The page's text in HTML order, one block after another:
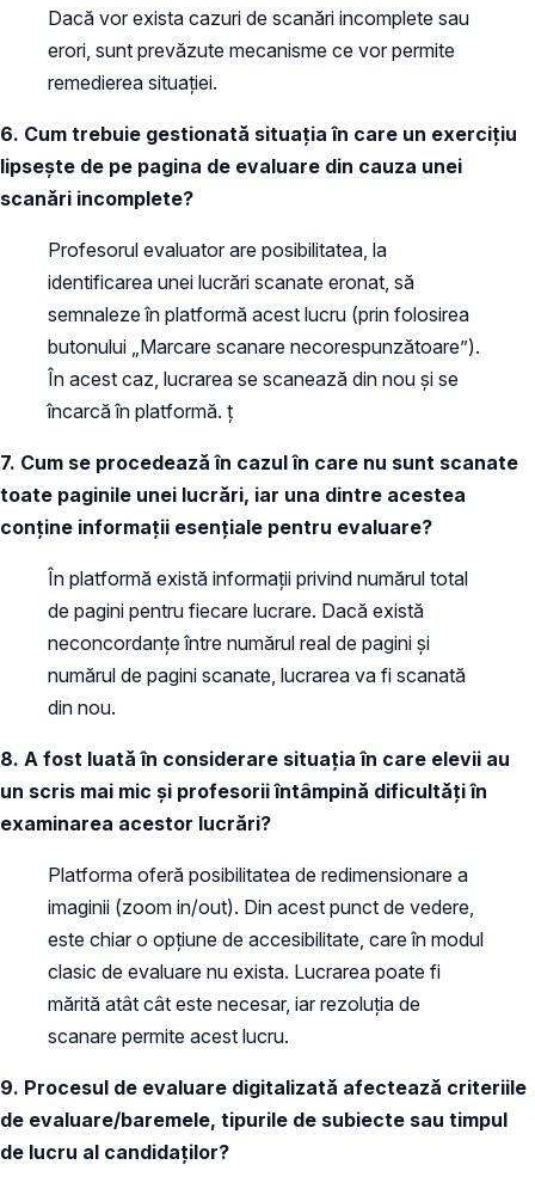
Dacă vor exista cazuri de scanări incomplete sau
erori, sunt prevăzute mecanisme ce vor permite
remedierea situației.
6. Cum trebuie gestionată situația în care un exercițiu
lipsește de pe pagina de evaluare din cauza unei
scanări incomplete?
Profesorul evaluator are posibilitatea, la
identificarea unei lucrări scanate eronat, să
semnaleze în platformă acest lucru (prin folosirea
butonului „Marcare scanare necorespunzătoare”).
În acest caz, lucrarea se scanează din nou și se
încarcă în platformă. ț
7. Cum se procedează în cazul în care nu sunt scanate
toate paginile unei lucrări, iar una dintre acestea
conține informații esențiale pentru evaluare?
În platformă există informații privind numărul total
de pagini pentru fiecare lucrare. Dacă există
neconcordanțe între numărul real de pagini și
numărul de pagini scanate, lucrarea va fi scanată
din nou.
8. A fost luată în considerare situația în care elevii au
un scris mai mic și profesorii întâmpină dificultăți în
examinarea acestor lucrări?
Platforma oferă posibilitatea de redimensionare a
imaginii (zoom in/out). Din acest punct de vedere,
este chiar o opțiune de accesibilitate, care în modul
clasic de evaluare nu exista. Lucrarea poate fi
mărită atât cât este necesar, iar rezoluția de
scanare permite acest lucru.
9. Procesul de evaluare digitalizată afectează criteriile
de evaluare/baremele, tipurile de subiecte sau timpul
de lucru al candidaților?